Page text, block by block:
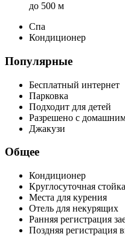
до 500 м
Спа
Кондиционер
Популярные
Бесплатный интернет
Парковка
Подходит для детей
Разрешено с
Джакузи
Общее
Кондиционер
Круглосуточная
Места для курения
Отель для некурящих
Ранняя регистрация
Поздняя регистрация